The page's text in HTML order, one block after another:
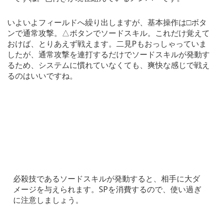
いよいよフィールドへ繰り出しますが、基本操作は□ボタ
ンで通常攻撃。△ボタンでソードスキル。これだけ覚えて
おけば、とりあえず戦えます。二見Pもおっしゃっていま
したが、通常攻撃を連打するだけでソードスキルが発動す
るため、システムに慣れていなくても、爽快な感じで戦え
るのはいいですね。
必殺技であるソードスキルが発動すると、相手に大ダ
メージを与えられます。SPを消費するので、使い過ぎ
に注意しましょう。